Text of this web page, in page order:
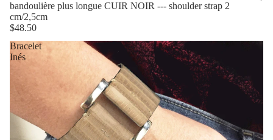
bandoulière plus longue CUIR NOIR --- shoulder strap 2
cm/2,5cm
$48.50
Bracelet
Inés